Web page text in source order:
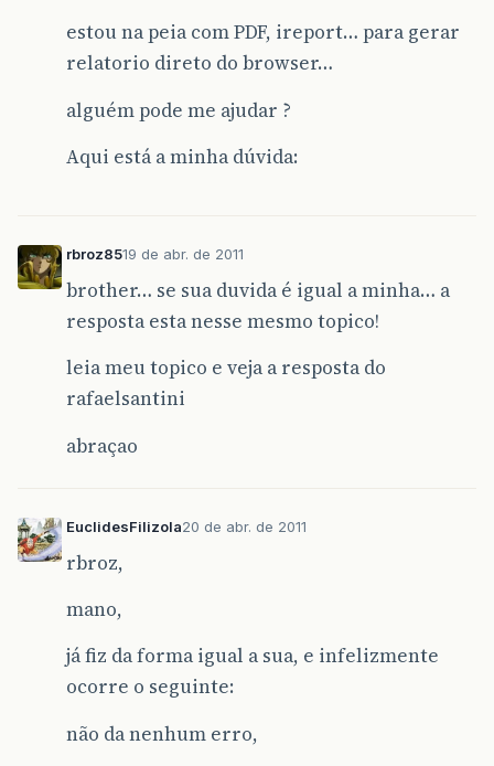
estou na peia com PDF, ireport… para gerar
relatorio direto do browser…
alguém pode me ajudar ?
Aqui está a minha dúvida:
rbroz8519 de abr. de 2011
brother… se sua duvida é igual a minha… a
resposta esta nesse mesmo topico!
leia meu topico e veja a resposta do
rafaelsantini
abraçao
EuclidesFilizola20 de abr. de 2011
rbroz,
mano,
já fiz da forma igual a sua, e infelizmente
ocorre o seguinte:
não da nenhum erro,